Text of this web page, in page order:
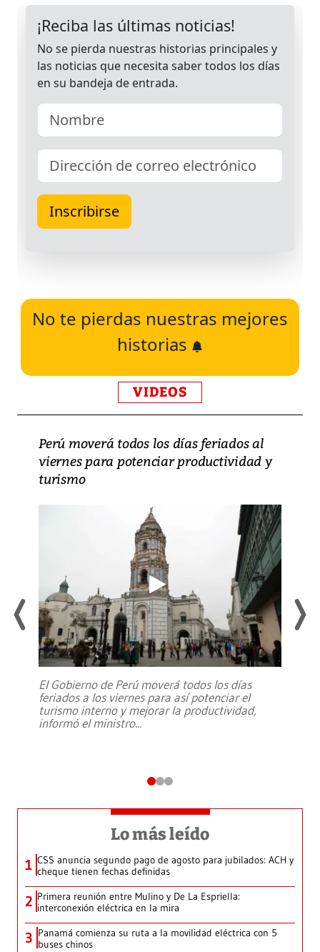
No te pierdas nuestras mejores
historias
VIDEOS
Perú moverá todos los días feriados al
viernes para potenciar productividad y
turismo
El Gobierno de Perú moverá todos los días
feriados a los viernes para así potenciar el
turismo interno y mejorar la productividad,
informó el ministro...
Lo más leído
1 CSS anuncia segundo pago de agosto para jubilados: ACH y
cheque tienen fechas definidas
2 Primera reunión entre Mulino y De La Espriella:
interconexión eléctrica en la mira
3 Panamá comienza su ruta a la movilidad eléctrica con 5
buses chinos